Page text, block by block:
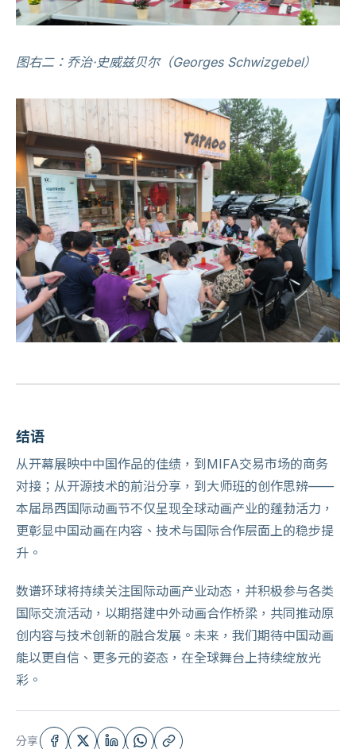
图右二：乔治·史威兹贝尔（Georges Schwizgebel）
结语
从开幕展映中中国作品的佳绩，到MIFA交易市场的商务
对接；从开源技术的前沿分享，到大师班的创作思辨——
本届昂西国际动画节不仅呈现全球动画产业的蓬勃活力，
更彰显中国动画在内容、技术与国际合作层面上的稳步提
升。
数谱环球将持续关注国际动画产业动态，并积极参与各类
国际交流活动，以期搭建中外动画合作桥梁，共同推动原
创内容与技术创新的融合发展。未来，我们期待中国动画
能以更自信、更多元的姿态，在全球舞台上持续绽放光
彩。
分享